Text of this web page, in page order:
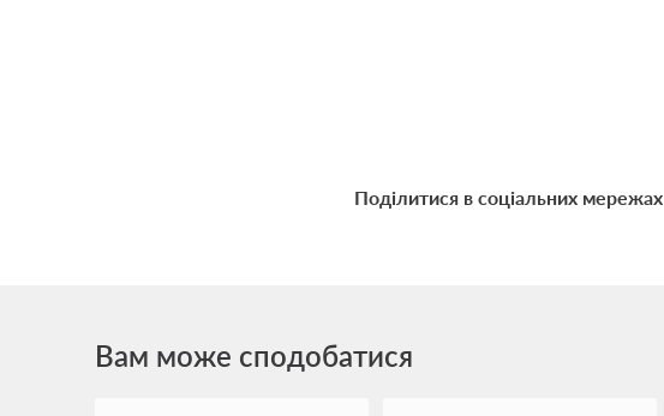
Поділитися в соціальних мережах
Вам може сподобатися